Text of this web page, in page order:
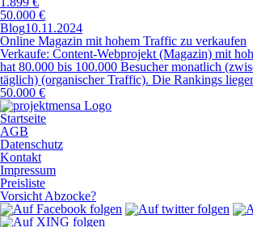
50.000 €
Blog10.11.2024
Online Magazin mit hohem Traffic zu verkaufen
Verkaufe: Content-Webprojekt (Magazin) mit
hat 80.000 bis 100.000 Besucher monatlich
täglich) (organischer Traffic). Die Rankings
50.000 €
Startseite
AGB
Datenschutz
Kontakt
Impressum
Preisliste
Vorsicht Abzocke?